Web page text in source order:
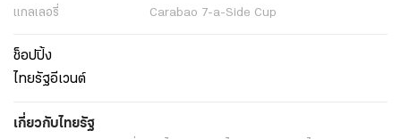
แกลเลอรี่
Carabao 7-a-Side Cup
ช็อปปิ้ง
ไทยรัฐอีเวนต์
เกี่ยวกับไทยรัฐ